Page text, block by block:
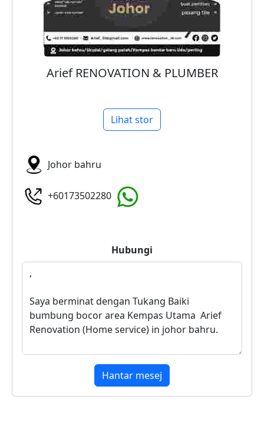
Arief RENOVATION & PLUMBER
Lihat stor
Johor bahru
+60173502280
Hubungi
Hantar mesej